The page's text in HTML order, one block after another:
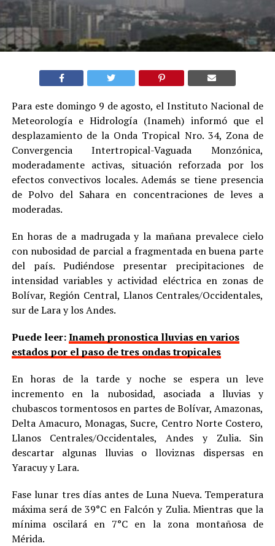
Para este domingo 9 de agosto, el Instituto Nacional de
Meteorología e Hidrología (Inameh) informó que el
desplazamiento de la Onda Tropical Nro. 34, Zona de
Convergencia Intertropical-Vaguada Monzónica,
moderadamente activas, situación reforzada por los
efectos convectivos locales. Además se tiene presencia
de Polvo del Sahara en concentraciones de leves a
moderadas.
En horas de a madrugada y la mañana prevalece cielo
con nubosidad de parcial a fragmentada en buena parte
del país. Pudiéndose presentar precipitaciones de
intensidad variables y actividad eléctrica en zonas de
Bolívar, Región Central, Llanos Centrales/Occidentales,
sur de Lara y los Andes.
Puede leer:Inameh pronostica lluvias en varios
estados por el paso de tres ondas tropicales
En horas de la tarde y noche se espera un leve
incremento en la nubosidad, asociada a lluvias y
chubascos tormentosos en partes de Bolívar, Amazonas,
Delta Amacuro, Monagas, Sucre, Centro Norte Costero,
Llanos Centrales/Occidentales, Andes y Zulia. Sin
descartar algunas lluvias o lloviznas dispersas en
Yaracuy y Lara.
Fase lunar tres días antes de Luna Nueva. Temperatura
máxima será de 39°C en Falcón y Zulia. Mientras que la
mínima oscilará en 7°C en la zona montañosa de
Mérida.